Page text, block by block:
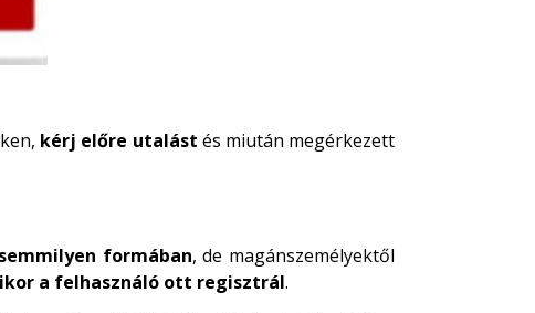
kérj előre utalást és miután megérkezett
formában, de magánszemélyektől
a felhasználó ott regisztrál.